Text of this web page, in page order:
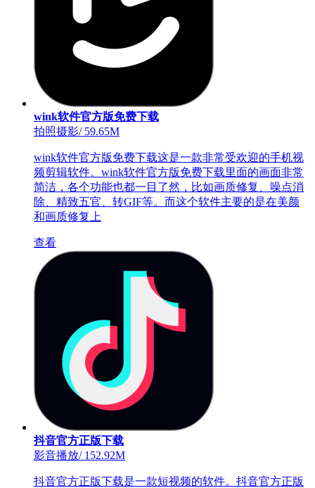
wink软件官方版免费下载
拍照摄影/59.65M
wink软件官方版免费下载这是一款非常受欢迎的手机视
频剪辑软件。wink软件官方版免费下载里面的画面非常
简洁，各个功能也都一目了然，比如画质修复、噪点消
除、精致五官、转GIF等。而这个软件主要的是在美颜
和画质修复上
查看
抖音官方正版下载
影音播放/152.92M
抖音官方正版下载是一款短视频的软件。抖音官方正版